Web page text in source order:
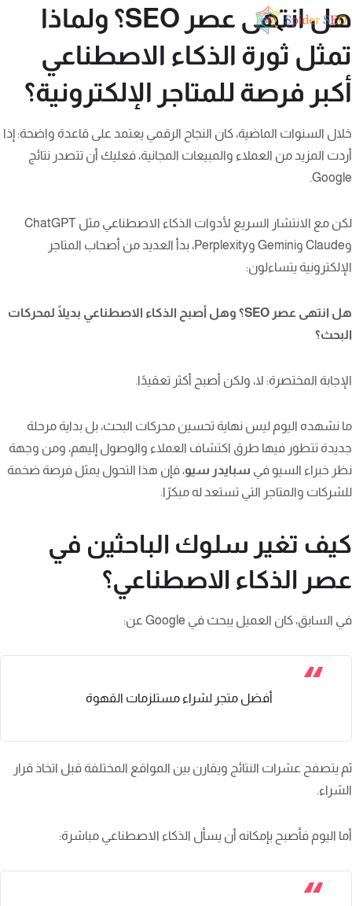
هل انتهى عصر SEO؟ ولماذا
تمثل ثورة الذكاء الاصطناعي
أكبر فرصة للمتاجر الإلكترونية؟
خلال السنوات الماضية، كان النجاح الرقمي يعتمد على قاعدة واضحة: إذا
أردت المزيد من العملاء والمبيعات المجانية، فعليك أن تتصدر نتائج
Google.
لكن مع الانتشار السريع لأدوات الذكاء الاصطناعي مثل ChatGPT
وClaude وGemini وPerplexity، بدأ العديد من أصحاب المتاجر
الإلكترونية يتساءلون:
هل انتهى عصر SEO؟ وهل أصبح الذكاء الاصطناعي بديلًا لمحركات
البحث؟
الإجابة المختصرة: لا، ولكن أصبح أكثر تعقيدًا.
ما نشهده اليوم ليس نهاية تحسين محركات البحث، بل بداية مرحلة
جديدة تتطور فيها طرق اكتشاف العملاء والوصول إليهم، ومن وجهة
نظر خبراء السيو في سبايدر سيو، فإن هذا التحول يمثل فرصة ضخمة
للشركات والمتاجر التي تستعد له مبكرًا.
كيف تغير سلوك الباحثين في
عصر الذكاء الاصطناعي؟
في السابق، كان العميل يبحث في Google عن:
أفضل متجر لشراء مستلزمات القهوة
ثم يتصفح عشرات النتائج ويقارن بين المواقع المختلفة قبل اتخاذ قرار
الشراء.
أما اليوم فأصبح بإمكانه أن يسأل الذكاء الاصطناعي مباشرة: